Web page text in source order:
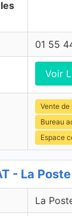
01 55
Voir
Vente
Bureau
Espace
- La
La